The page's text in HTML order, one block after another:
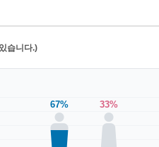
습니다.)
67% 33%